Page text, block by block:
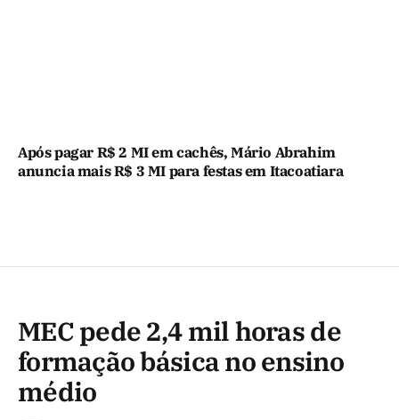
Após pagar R$ 2 MI em cachês, Mário Abrahim
anuncia mais R$ 3 MI para festas em Itacoatiara
MEC pede 2,4 mil horas de
formação básica no ensino
médio